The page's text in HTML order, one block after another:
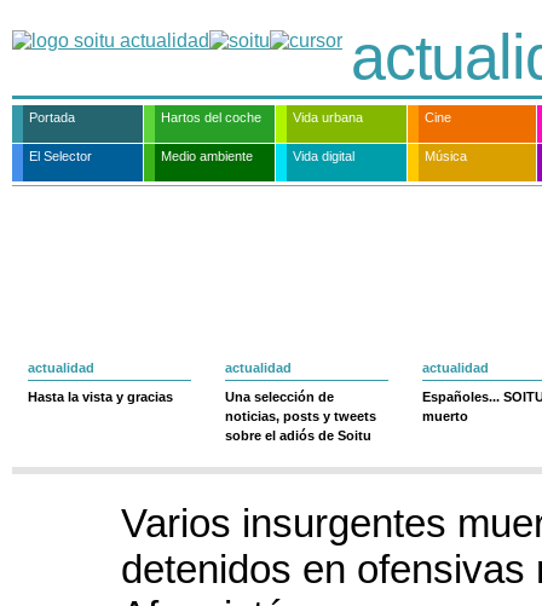
Portada Hartos del coche Vida urbana Cine
El Selector Medio ambiente Vida digital Música
actualidad
Hasta la vista y gracias
actualidad
Una selección de
noticias, posts y tweets
sobre el adiós de Soitu
actualidad
Españoles...
muerto
Varios insurgentes
detenidos en ofensivas